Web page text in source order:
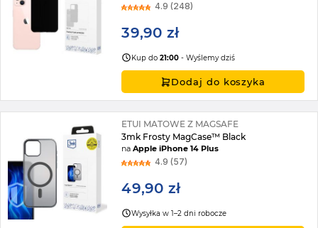
4.9 (248)
39,90 zł
Kup do21:00 - Wyślemy dziś
Dodaj do koszyka
ETUI MATOWE Z MAGSAFE
3mk Frosty MagCase™ Black
naApple iPhone 14 Plus
4.9 (57)
49,90 zł
Wysyłka w 1–2 dni robocze